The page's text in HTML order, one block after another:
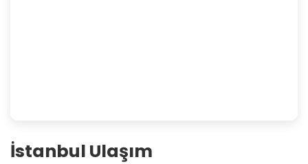
İstanbul Ulaşım